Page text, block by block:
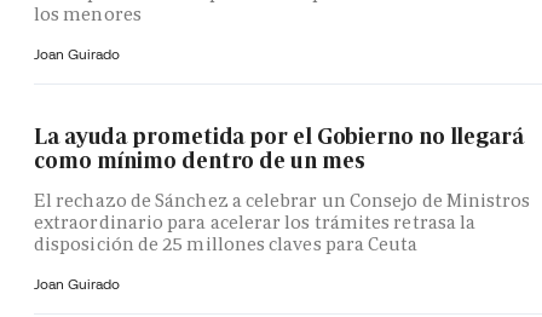
los menores
Joan Guirado
La ayuda prometida por el Gobierno no llegará
como mínimo dentro de un mes
El rechazo de Sánchez a celebrar un Consejo de Ministros
extraordinario para acelerar los trámites retrasa la
disposición de 25 millones claves para Ceuta
Joan Guirado